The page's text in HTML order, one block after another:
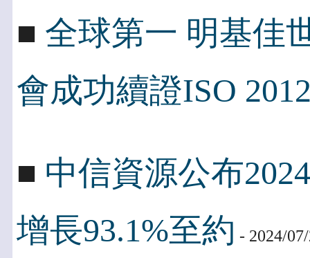
■ 全球第一 明基佳
會成功續證ISO
■ 中信資源公布
增長93.1%至約 - 2024/